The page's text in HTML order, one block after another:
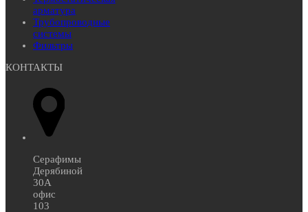
арматура
Трубопроводные
системы
Фильтры
КОНТАКТЫ
Серафимы
Дерябиной
30А
офис
103